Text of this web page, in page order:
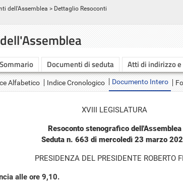
dell'Assemblea > Dettaglio Resoconti
Sommario Documenti di seduta Atti di indirizzo
Alfabetico Indice Cronologico Documento Intero
XVIII LEGISLATURA
Resoconto stenografico dell'Assemblea
Seduta n. 663 di mercoledì 23 marzo
PRESIDENZA DEL PRESIDENTE ROBERTO
alle ore 9,10.